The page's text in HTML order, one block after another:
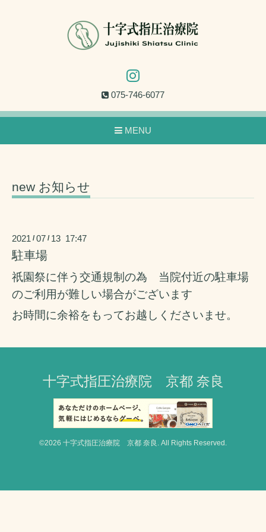
075-746-6077
MENU
new お知らせ
2021 /07 / 13 17:47
駐車場
祇園祭に伴う交通規制の為 当院付近の駐車場
のご利用が難しい場合がございます
お時間に余裕をもってお越しくださいませ。
十字式指圧治療院 京都 奈良
©2026 十字式指圧治療院 京都 奈良 . All Rights Reserved.